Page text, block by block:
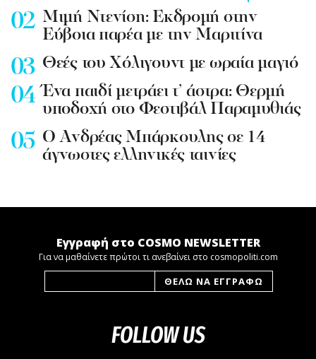
Mιμή Ντενίση: Εκδρομή στην
Εύβοια παρέα με την Μαριτίνα
Θεές του Χόλιγουντ με ωραία μαγιό
Ένα παιδί μετράει τ’ άστρα: Θερμή
υποδοχή στο Φεστιβάλ Παραμυθιάς
Ο Ανδρέας Μπάρκουλης σε 14
άγνωστες ελληνικές ταινίες
Εγγραφή στο COSMO NEWSLETTER
Για να μαθαίνετε πρώτοι τι ανεβαίνει στο cosmopoliti.com
FOLLOW US